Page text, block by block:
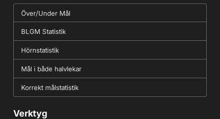
Över/Under Mål
BLGM Statistik
Hörnstatistik
Mål i både halvlekar
Korrekt målstatistik
Verktyg